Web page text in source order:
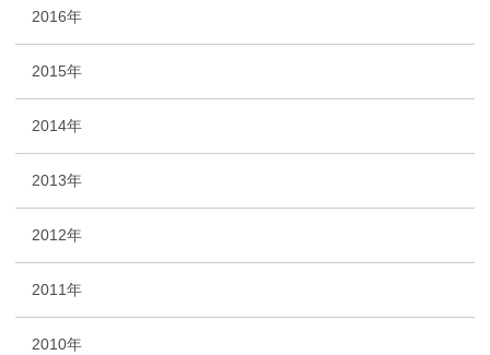
2016年
2015年
2014年
2013年
2012年
2011年
2010年